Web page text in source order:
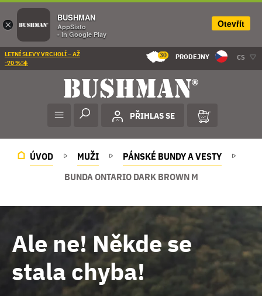
LETNÍ SLEVY VRCHOLÍ – AŽ
-70 %!☀️
30 PRODEJNY CS
PŘIHLAS SE
ÚVOD MUŽI
PÁNSKÉ BUNDY A VESTY
BUNDA ONTARIO DARK BROWN M
Ale ne! Někde se
stala chyba!
×
BUSHMAN
AppSisto
- In Google Play
Otevřít